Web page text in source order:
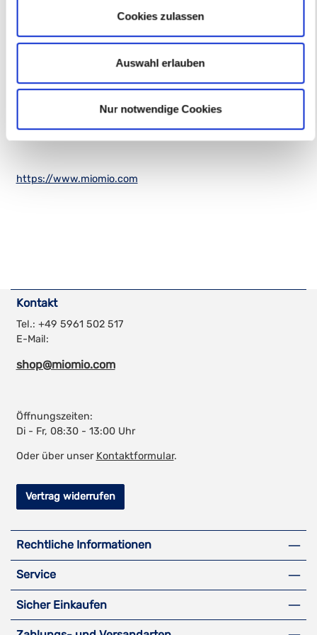
Cookies zulassen
Auswahl erlauben
Nur notwendige Cookies
Mio Mio GmbH
Telefon: +49 (0) 5961 / 502 - 517
Mail:info@miomio.com
https://www.miomio.com
Kontakt
Tel.: +49 5961 502 517
E-Mail:
shop@miomio.com
Öffnungszeiten:
Di - Fr, 08:30 - 13:00 Uhr
Oder über unser Kontaktformular.
Vertrag widerrufen
Rechtliche Informationen
Service
Sicher Einkaufen